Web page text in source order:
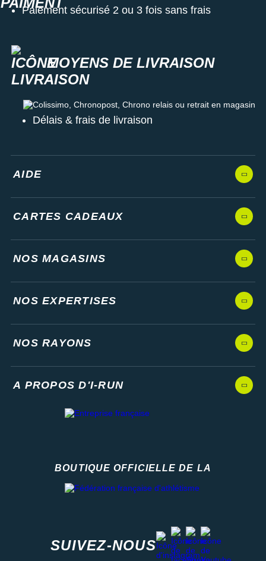
Paiement sécurisé 2 ou 3 fois sans frais
MOYENS DE LIVRAISON
Colissimo, Chronopost, Chrono relais ou retrait en magasin
Délais & frais de livraison
AIDE
CARTES CADEAUX
NOS MAGASINS
NOS EXPERTISES
NOS RAYONS
A PROPOS D'I-RUN
BOUTIQUE OFFICIELLE DE LA
SUIVEZ-NOUS
instagram
facebook
stravayoutube